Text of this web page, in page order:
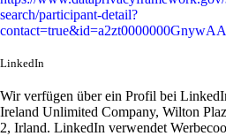
search/participant-detail?
LinkedIn
Wir verfügen über ein Profil bei
Ireland Unlimited Company, Wilton
2, Irland. LinkedIn verwendet